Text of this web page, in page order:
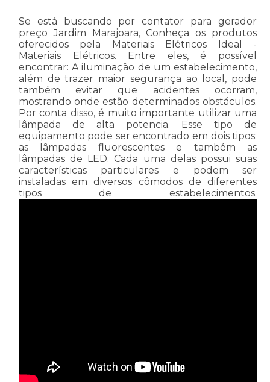
Se está buscando por contator para gerador
preço Jardim Marajoara, Conheça os produtos
oferecidos pela Materiais Elétricos Ideal -
Materiais Elétricos. Entre eles, é possível
encontrar: A iluminação de um estabelecimento,
além de trazer maior segurança ao local, pode
também evitar que acidentes ocorram,
mostrando onde estão determinados obstáculos.
Por conta disso, é muito importante utilizar uma
lâmpada de alta potencia. Esse tipo de
equipamento pode ser encontrado em dois tipos:
as lâmpadas fluorescentes e também as
lâmpadas de LED. Cada uma delas possui suas
características particulares e podem ser
instaladas em diversos cômodos de diferentes
tipos de estabelecimentos.